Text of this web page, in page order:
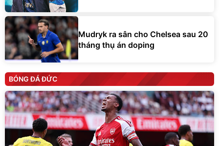
Mudryk ra sân cho Chelsea sau 20
tháng thụ án doping
BÓNG ĐÁ ĐỨC